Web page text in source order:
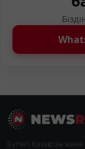
Бүгінгі Қазақстан